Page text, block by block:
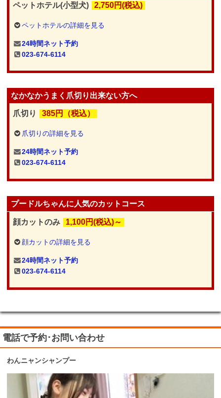
ペットホテル(小型犬) 2,750円(税込)
ペットホテルの詳細を見る
24時間ネット予約
023-674-6114
なかなかうまく爪切り出来ない方へ
爪切り 385円（税込）
爪切りの詳細を見る
24時間ネット予約
023-674-6114
プードルちゃんに人気のカットコース
顔カットのみ 1,100円(税込)～
顔カットの詳細を見る
24時間ネット予約
023-674-6114
電話で予約･お問い合わせ
わんニャンシャンプー